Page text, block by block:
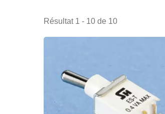
Résultat 1 - 10 de 10